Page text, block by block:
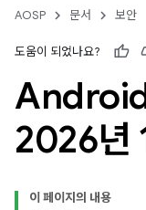
AOSP 문서 보안
도움이 되었나요?
2026년
이 페이지의 내용